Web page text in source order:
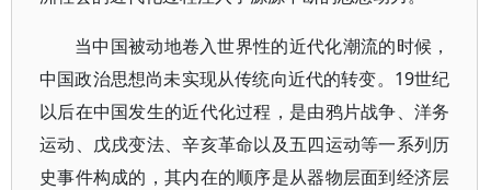
当中国被动地卷入世界性的近代化潮流的时候，
中国政治思想尚未实现从传统向近代的转变。19世纪
以后在中国发生的近代化过程，是由鸦片战争、洋务
运动、戊戌变法、辛亥革命以及五四运动等一系列历
史事件构成的，其内在的顺序是从器物层面到经济层